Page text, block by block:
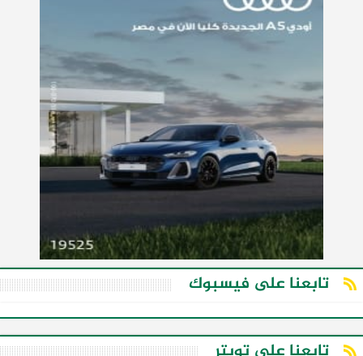
تابعنا على فيسبوك